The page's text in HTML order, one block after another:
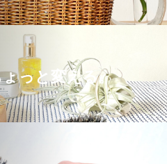
っと変える。